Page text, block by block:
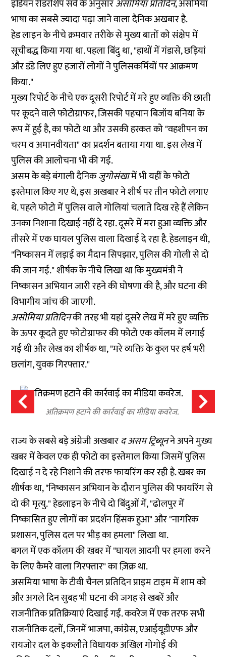
इंडियन रीडरशिप सर्वे के अनुसारअसोमिया प्रतिदिन, असमिया
भाषा का सबसे ज्यादा पढ़ा जाने वाला दैनिक अखबार है.
हेड लाइन के नीचे क्रमवार तरीके से मुख्य बातों को संक्षेप में
सूचीबद्ध किया गया था. पहला बिंदु था, "हाथों में गंडासे, छड़ियां
और डंडे लिए हुए हजारों लोगों ने पुलिसकर्मियों पर आक्रमण
किया."
मुख्य रिपोर्ट के नीचे एक दूसरी रिपोर्ट में मरे हुए व्यक्ति की छाती
पर कूदने वाले फोटोग्राफर, जिसकी पहचान बिजॉय बनिया के
रूप में हुई है, का फोटो था और उसकी हरकत को "वहशीपन का
चरम व अमानवीयता" का प्रदर्शन बताया गया था. इस लेख में
पुलिस की आलोचना भी की गई.
असम के बड़े बंगाली दैनिकजुगोसंखामें भी यहीं के फोटो
इस्तेमाल किए गए थे, इस अखबार ने शीर्ष पर तीन फोटो लगाए
थे. पहले फोटो में पुलिस वाले गोलियां चलाते दिख रहे हैं लेकिन
उनका निशाना दिखाई नहीं दे रहा. दूसरे में मरा हुआ व्यक्ति और
तीसरे में एक घायल पुलिस वाला दिखाई दे रहा है. हेडलाइन थी,
"निष्कासन में लड़ाई का मैदान सिपझार, पुलिस की गोली से दो
की जान गई." शीर्षक के नीचे लिखा था कि मुख्यमंत्री ने
निष्कासन अभियान जारी रहने की घोषणा की है, और घटना की
विभागीय जांच की जाएगी.
असोमिया प्रतिदिनकी तरह भी यहां दूसरे लेख में मरे हुए व्यक्ति
के ऊपर कूदते हुए फोटोग्राफर की फोटो एक कॉलम में लगाई
गई थी और लेख का शीर्षक था, "मरे व्यक्ति के कुल पर हर्ष भरी
छलांग, युवक गिरफ्तार."
अतिक्रमण हटाने की कार्रवाई का मीडिया कवरेज.
राज्य के सबसे बड़े अंग्रेजी अखबारद असम ट्रिब्यूनने अपने मुख्य
खबर में केवल एक ही फोटो का इस्तेमाल किया जिसमें पुलिस
दिखाई न दे रहे निशाने की तरफ फायरिंग कर रही है. खबर का
शीर्षक था, "निष्कासन अभियान के दौरान पुलिस की फायरिंग से
दो की मृत्यु." हेडलाइन के नीचे दो बिंदुओं में, "ढोलपुर में
निष्कासित हुए लोगों का प्रदर्शन हिंसक हुआ" और "नागरिक
प्रशासन, पुलिस दल पर भीड़ का हमला" लिखा था.
बगल में एक कॉलम की खबर में "घायल आदमी पर हमला करने
के लिए कैमरे वाला गिरफ्तार" का ज़िक्र था.
असमिया भाषा के टीवी चैनल प्रतिदिन प्राइम टाइम में शाम को
और अगले दिन सुबह भी घटना की जगह से खबरें और
राजनीतिक प्रतिक्रियाएं दिखाई गईं. कवरेज में एक तरफ सभी
राजनीतिक दलों, जिनमें भाजपा, कांग्रेस, एआईयूडीएफ और
रायजोर दल के इकलौते विधायक अखिल गोगोई की